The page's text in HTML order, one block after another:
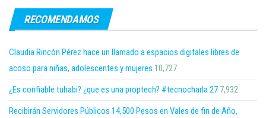
RECOMENDAMOS
Claudia Rincón Pérez hace un llamado a espacios digitales libres de
acoso para niñas, adolescentes y mujeres 10,727
¿Es confiable tuhabi? ¿que es una proptech? #tecnocharla 27 7,932
Recibirán Servidores Públicos 14,500 Pesos en Vales de fin de Año,